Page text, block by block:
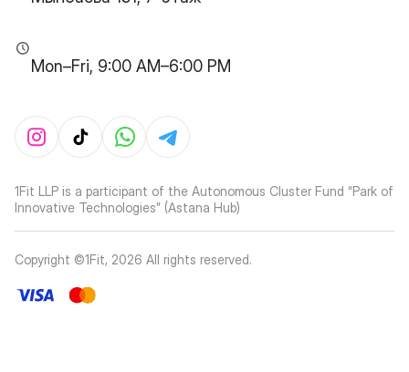
Mon–Fri, 9:00 AM–6:00 PM
1Fit LLP is a participant of the Autonomous Cluster Fund “Park of
Innovative Technologies” (Astana Hub)
Copyright ©1Fit, 2026 All rights reserved.